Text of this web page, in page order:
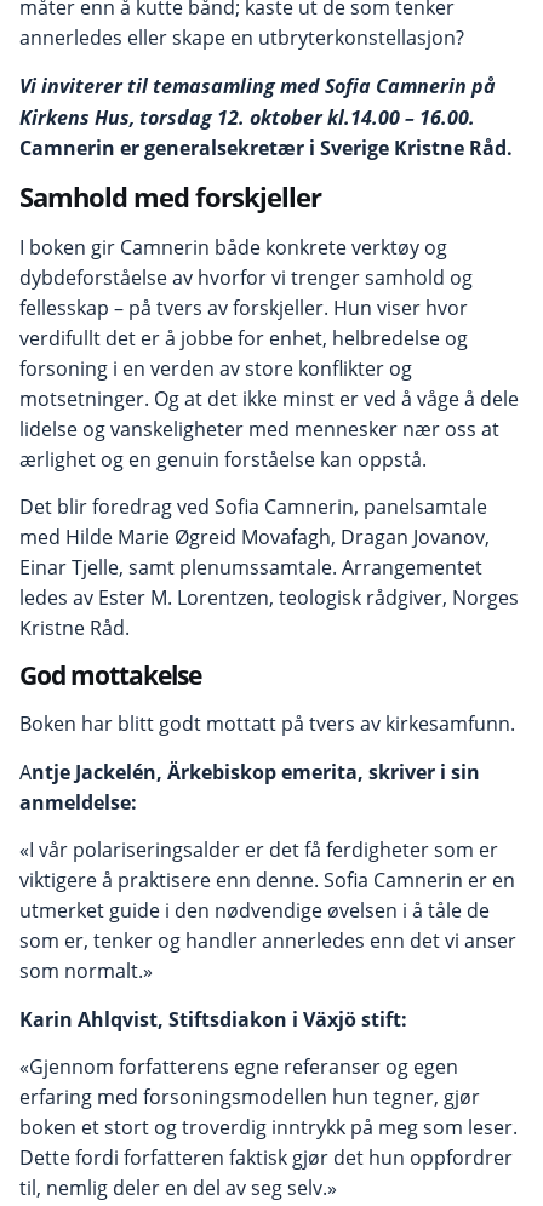
måter enn å kutte bånd; kaste ut de som tenker
annerledes eller skape en utbryterkonstellasjon?
Vi inviterer til temasamling med Sofia Camnerin på
Kirkens Hus, torsdag 12. oktober kl.14.00 – 16.00.
Camnerin er generalsekretær i Sverige Kristne Råd.
Samhold med forskjeller
I boken gir Camnerin både konkrete verktøy og
dybdeforståelse av hvorfor vi trenger samhold og
fellesskap – på tvers av forskjeller. Hun viser hvor
verdifullt det er å jobbe for enhet, helbredelse og
forsoning i en verden av store konflikter og
motsetninger. Og at det ikke minst er ved å våge å dele
lidelse og vanskeligheter med mennesker nær oss at
ærlighet og en genuin forståelse kan oppstå.
Det blir foredrag ved Sofia Camnerin, panelsamtale
med Hilde Marie Øgreid Movafagh, Dragan Jovanov,
Einar Tjelle, samt plenumssamtale. Arrangementet
ledes av Ester M. Lorentzen, teologisk rådgiver, Norges
Kristne Råd.
God mottakelse
Boken har blitt godt mottatt på tvers av kirkesamfunn.
Antje Jackelén, Ärkebiskop emerita, skriver i sin
anmeldelse:
«I vår polariseringsalder er det få ferdigheter som er
viktigere å praktisere enn denne. Sofia Camnerin er en
utmerket guide i den nødvendige øvelsen i å tåle de
som er, tenker og handler annerledes enn det vi anser
som normalt.»
Karin Ahlqvist, Stiftsdiakon i Växjö stift:
«Gjennom forfatterens egne referanser og egen
erfaring med forsoningsmodellen hun tegner, gjør
boken et stort og troverdig inntrykk på meg som leser.
Dette fordi forfatteren faktisk gjør det hun oppfordrer
til, nemlig deler en del av seg selv.»